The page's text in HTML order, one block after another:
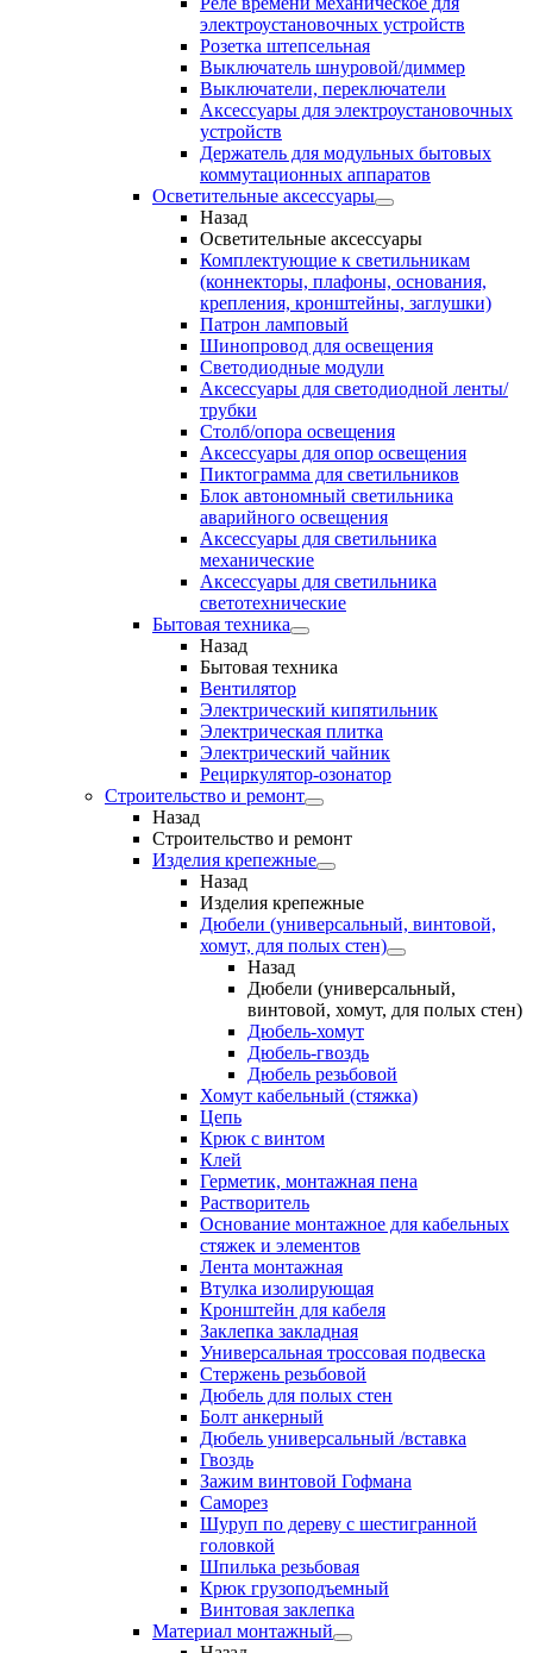
электроустановочных устройств
Розетка штепсельная
Выключатель шнуровой/диммер
Выключатели, переключатели
Аксессуары для электроустановочных
устройств
Держатель для модульных бытовых
коммутационных аппаратов
Осветительные аксессуары
Назад
Осветительные аксессуары
Комплектующие к светильникам
(коннекторы, плафоны, основания,
крепления, кронштейны, заглушки)
Патрон ламповый
Шинопровод для освещения
Светодиодные модули
Аксессуары для светодиодной ленты/
трубки
Столб/опора освещения
Аксессуары для опор освещения
Пиктограмма для светильников
Блок автономный светильника
аварийного освещения
Аксессуары для светильника
механические
Аксессуары для светильника
светотехнические
Бытовая техника
Назад
Бытовая техника
Вентилятор
Электрический кипятильник
Электрическая плитка
Электрический чайник
Рециркулятор-озонатор
Строительство и ремонт
Назад
Строительство и ремонт
Изделия крепежные
Назад
Изделия крепежные
Дюбели (универсальный, винтовой,
хомут, для полых стен)
Назад
Дюбели (универсальный,
винтовой, хомут, для полых стен)
Дюбель-хомут
Дюбель-гвоздь
Дюбель резьбовой
Хомут кабельный (стяжка)
Цепь
Крюк с винтом
Клей
Герметик, монтажная пена
Растворитель
Основание монтажное для кабельных
стяжек и элементов
Лента монтажная
Втулка изолирующая
Кронштейн для кабеля
Заклепка закладная
Универсальная троссовая подвеска
Стержень резьбовой
Дюбель для полых стен
Болт анкерный
Дюбель универсальный /вставка
Гвоздь
Зажим винтовой Гофмана
Саморез
Шуруп по дереву с шестигранной
головкой
Шпилька резьбовая
Крюк грузоподъемный
Винтовая заклепка
Материал монтажный